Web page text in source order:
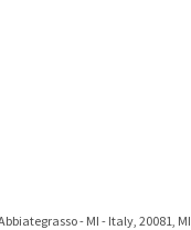
- MI - Italy, 20081, MI